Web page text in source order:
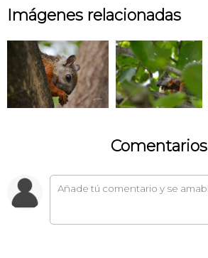
Imágenes relacionadas
Comentarios